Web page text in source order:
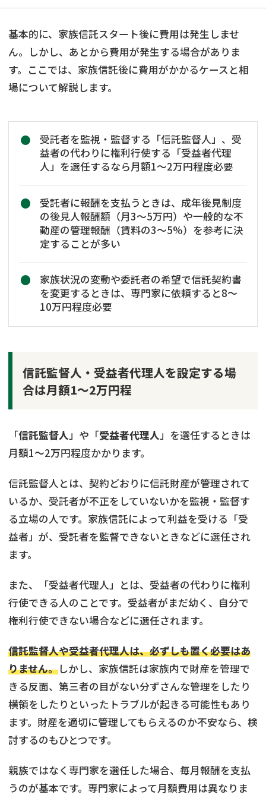
基本的に、家族信託スタート後に費用は発生しませ
ん。しかし、あとから費用が発生する場合がありま
す。ここでは、家族信託後に費用がかかるケースと相
場について解説します。
受託者を監視・監督する「信託監督人」、受
益者の代わりに権利行使する「受益者代理
人」を選任するなら月額1〜2万円程度必要
受託者に報酬を支払うときは、成年後見制度
の後見人報酬額（月3〜5万円）や一般的な不
動産の管理報酬（賃料の3〜5%）を参考に決
定することが多い
家族状況の変動や委託者の希望で信託契約書
を変更するときは、専門家に依頼すると8〜
10万円程度必要
信託監督人・受益者代理人を設定する場
合は月額1～2万円程
「信託監督人」や「受益者代理人」を選任するときは
月額1〜2万円程度かかります。
信託監督人とは、契約どおりに信託財産が管理されて
いるか、受託者が不正をしていないかを監視・監督す
る立場の人です。家族信託によって利益を受ける「受
益者」が、受託者を監督できないときなどに選任され
ます。
また、「受益者代理人」とは、受益者の代わりに権利
行使できる人のことです。受益者がまだ幼く、自分で
権利行使できない場合などに選任されます。
信託監督人や受益者代理人は、必ずしも置く必要はあ
りません。しかし、家族信託は家族内で財産を管理で
きる反面、第三者の目がない分ずさんな管理をしたり
横領をしたりといったトラブルが起きる可能性もあり
ます。財産を適切に管理してもらえるのか不安なら、検
討するのもひとつです。
親族ではなく専門家を選任した場合、毎月報酬を支払
うのが基本です。専門家によって月額費用は異なりま